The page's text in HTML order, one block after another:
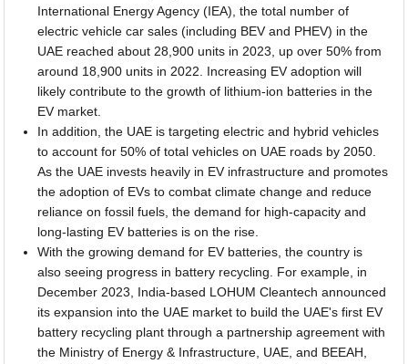
International Energy Agency (IEA), the total number of
electric vehicle car sales (including BEV and PHEV) in the
UAE reached about 28,900 units in 2023, up over 50% from
around 18,900 units in 2022. Increasing EV adoption will
likely contribute to the growth of lithium-ion batteries in the
EV market.
In addition, the UAE is targeting electric and hybrid vehicles
to account for 50% of total vehicles on UAE roads by 2050.
As the UAE invests heavily in EV infrastructure and promotes
the adoption of EVs to combat climate change and reduce
reliance on fossil fuels, the demand for high-capacity and
long-lasting EV batteries is on the rise.
With the growing demand for EV batteries, the country is
also seeing progress in battery recycling. For example, in
December 2023, India-based LOHUM Cleantech announced
its expansion into the UAE market to build the UAE's first EV
battery recycling plant through a partnership agreement with
the Ministry of Energy & Infrastructure, UAE, and BEEAH,